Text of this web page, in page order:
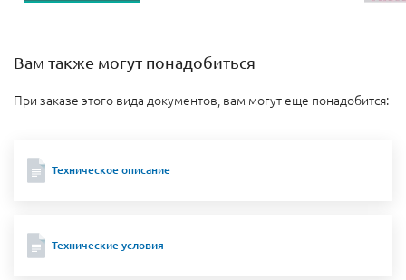
Вам также могут понадобиться
При заказе этого вида документов, вам могут еще понадобится:
Техническое описание
Технические условия